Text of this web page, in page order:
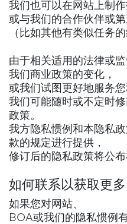
我们也可以在网站上制作
或与我们的合作伙伴或
（比如其他有类似任务
由于相关适用的法律或监
我们商业政策的变化，
或我们试图更好地服务
我们可能随时或不定时
政策。
我方隐私惯例和本隐私
款的规定进行提供，
修订后的隐私政策将公布
如何联系以获取更多
如果您对网站、
BOA或我们的隐私惯例